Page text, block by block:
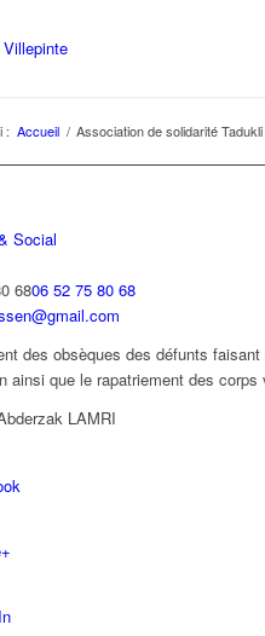
: Accueil / Association de solidarité
Social
6806 52 75 80 68
des obsèques des défunts
ainsi que le rapatriement des corps
LAMRI